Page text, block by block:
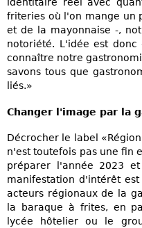
identitaire réel avec
friteries où l'on mange un
et de la mayonnaise -,
notoriété. L'idée est
connaître notre
savons tous que
liés.»
Changer l'image par la
Décrocher le label
n'est toutefois pas une fin
préparer l'année 2023
manifestation d'intérêt
acteurs régionaux de la
la baraque à frites, en
lycée hôtelier ou le